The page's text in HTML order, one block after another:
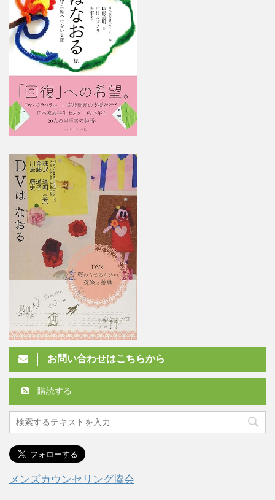
お問い合わせはこちらから
購読する
メンズカウンセリング協会